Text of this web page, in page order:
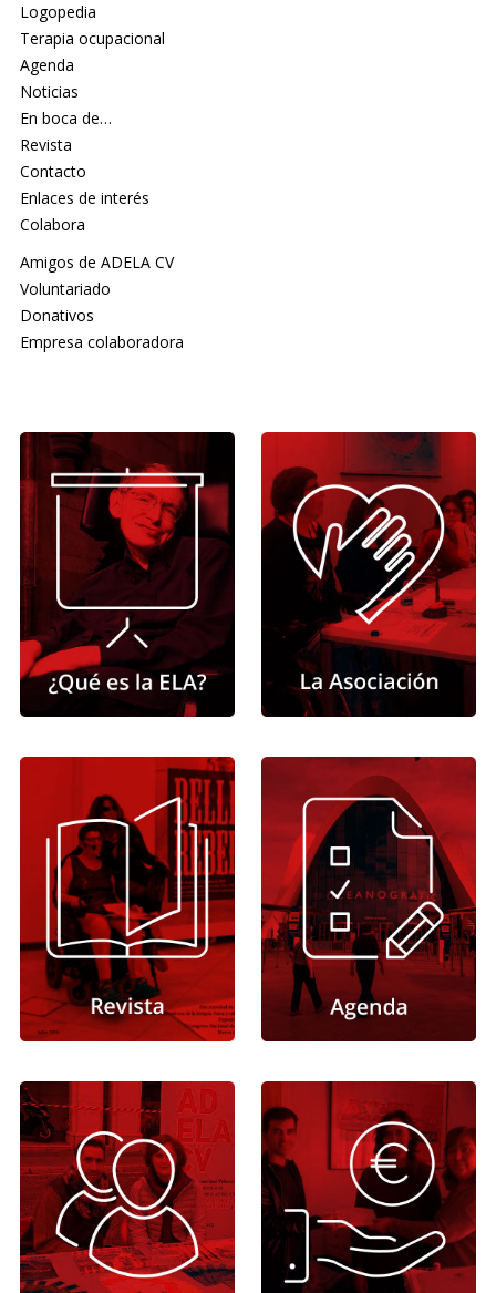
Logopedia
Terapia ocupacional
Agenda
Noticias
En boca de…
Revista
Contacto
Enlaces de interés
Colabora
Amigos de ADELA CV
Voluntariado
Donativos
Empresa colaboradora